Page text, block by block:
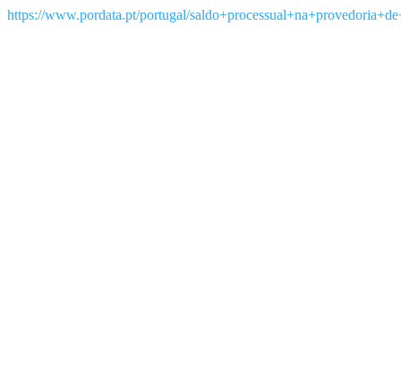
https://www.pordata.pt/portugal/